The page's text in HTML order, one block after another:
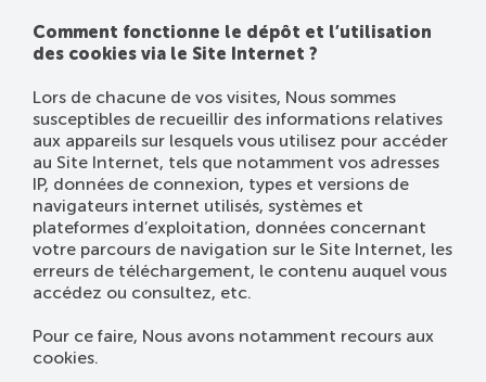
Comment fonctionne le dépôt et l’utilisation
des cookies via le Site Internet ?
Lors de chacune de vos visites, Nous sommes
susceptibles de recueillir des informations relatives
aux appareils sur lesquels vous utilisez pour accéder
au Site Internet, tels que notamment vos adresses
IP, données de connexion, types et versions de
navigateurs internet utilisés, systèmes et
plateformes d’exploitation, données concernant
votre parcours de navigation sur le Site Internet, les
erreurs de téléchargement, le contenu auquel vous
accédez ou consultez, etc.
Pour ce faire, Nous avons notamment recours aux
cookies.